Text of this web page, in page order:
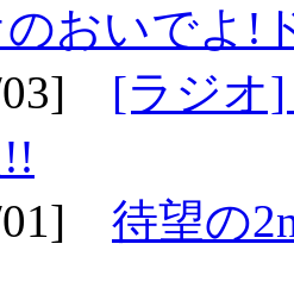
おいでよ!
03] [ラジオ]
01] 待望の